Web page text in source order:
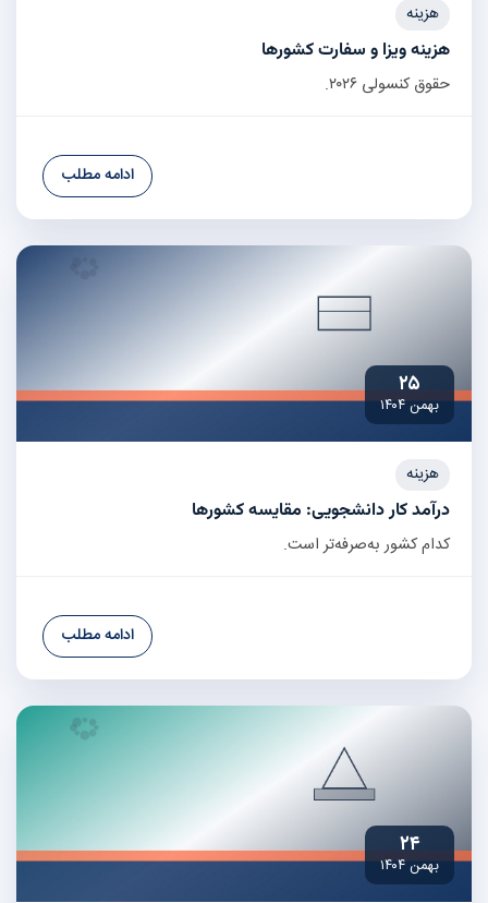
هزینه
هزینه ویزا و سفارت کشورها
حقوق کنسولی ۲۰۲۶.
ادامه مطلب
۲۵
بهمن ۱۴۰۴
هزینه
درآمد کار دانشجویی: مقایسه کشورها
کدام کشور به‌صرفه‌تر است.
ادامه مطلب
۲۴
بهمن ۱۴۰۴